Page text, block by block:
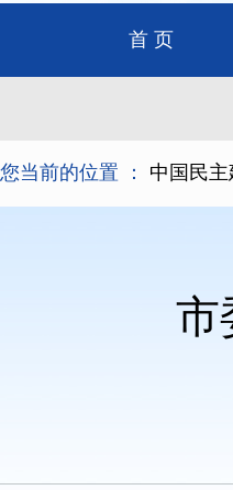
首 页
您当前的位置 ： 中国民
市